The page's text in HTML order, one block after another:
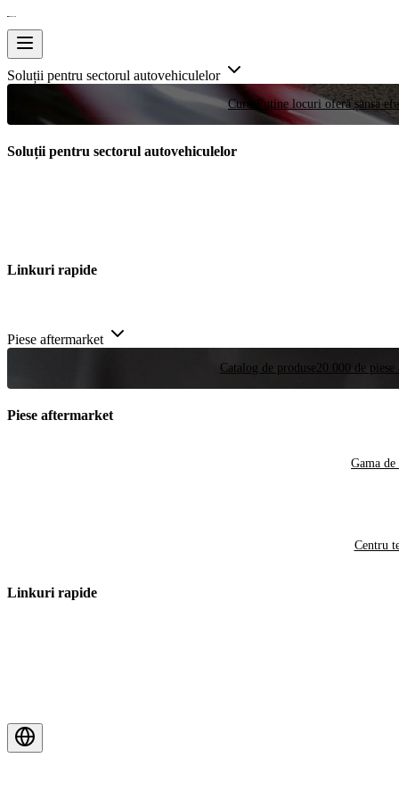
Soluții pentru sectorul autovehiculelor
Curse Puține locuri oferă șansa
Soluții pentru sectorul autovehiculelor
Linkuri rapide
Piese aftermarket
Catalog de produse 20.000 de
Piese aftermarket
Gama de
Centru
Linkuri rapide